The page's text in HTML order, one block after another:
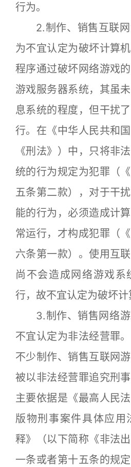
行为。
2.制作、销售互联网
为不宜认定为破坏计算
程序通过破坏网络游戏
游戏服务器系统，其虽
息系统的程度，但干扰
行。在《中华人民共和
《刑法》）中，只将非
统的行为规定为犯罪（
五条第二款），对于干
能的行为，必须造成计
常运行，才构成犯罪（
六条第一款）。使用互
尚不会造成网络游戏系
行，故不宜认定为破坏计
3.制作、销售网络游
不宜认定为非法经营罪
不少制作、销售互联网
被以非法经营罪追究刑
主要依据是《最高人民
版物刑事案件具体应用
释》（以下简称《非法
一条或者第十五条的规